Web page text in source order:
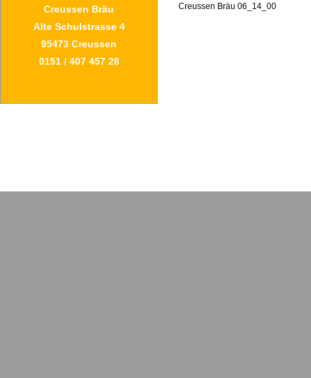
Creussen Bräu 06_14_00
Creussen Bräu
Alte Schulstrasse 4
95473 Creussen
0151 / 407 457 28